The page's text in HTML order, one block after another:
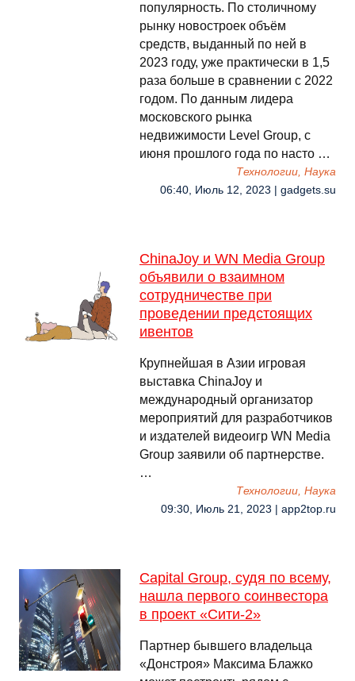
популярность. По столичному
рынку новостроек объём
средств, выданный по ней в
2023 году, уже практически в 1,5
раза больше в сравнении с 2022
годом. По данным лидера
московского рынка
недвижимости Level Group, с
июня прошлого года по насто …
Технологии, Наука
06:40, Июль 12, 2023 | gadgets.su
ChinaJoy и WN Media Group
объявили о взаимном
сотрудничестве при
проведении предстоящих
ивентов
Крупнейшая в Азии игровая
выставка ChinaJoy и
международный организатор
мероприятий для разработчиков
и издателей видеоигр WN Media
Group заявили об партнерстве.
…
Технологии, Наука
09:30, Июль 21, 2023 | app2top.ru
Capital Group, судя по всему,
нашла первого соинвестора
в проект «Сити-2»
Партнер бывшего владельца
«Донстроя» Максима Блажко